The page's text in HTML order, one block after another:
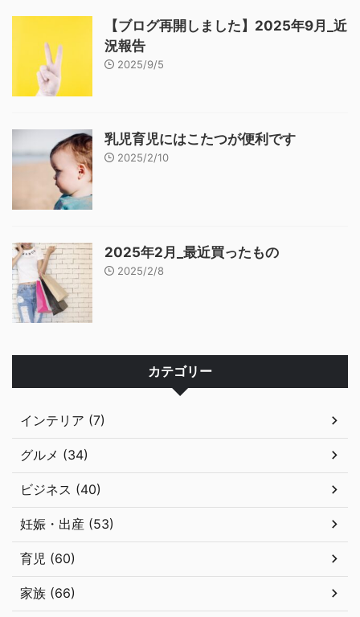
【ブログ再開しました】2025年9月_近
況報告
2025/9/5
乳児育児にはこたつが便利です
2025/2/10
2025年2月_最近買ったもの
2025/2/8
カテゴリー
インテリア (7)
グルメ (34)
ビジネス (40)
妊娠・出産 (53)
育児 (60)
家族 (66)